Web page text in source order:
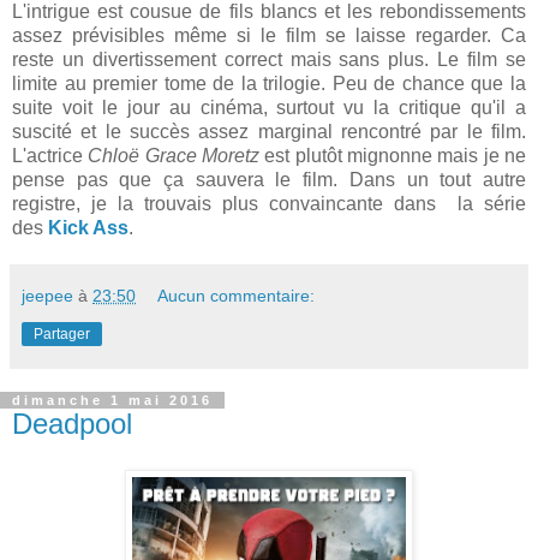
L'intrigue est cousue de fils blancs et les rebondissements
assez prévisibles même si le film se laisse regarder. Ca
reste un divertissement correct mais sans plus. Le film se
limite au premier tome de la trilogie. Peu de chance que la
suite voit le jour au cinéma, surtout vu la critique qu'il a
suscité et le succès assez marginal rencontré par le film.
L'actrice Chloë Grace Moretz est plutôt mignonne mais je ne
pense pas que ça sauvera le film. Dans un tout autre
registre, je la trouvais plus convaincante dans la série
des Kick Ass.
jeepee à 23:50 Aucun commentaire:
Partager
dimanche 1 mai 2016
Deadpool